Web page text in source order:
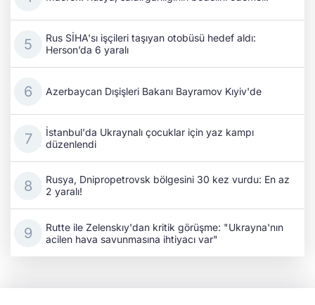
Rus SİHA'sı işçileri taşıyan otobüsü hedef aldı:
Herson’da 6 yaralı
Azerbaycan Dışişleri Bakanı Bayramov Kıyiv'de
İstanbul'da Ukraynalı çocuklar için yaz kampı
düzenlendi
Rusya, Dnipropetrovsk bölgesini 30 kez vurdu: En az
2 yaralı!
Rutte ile Zelenskıy'dan kritik görüşme: "Ukrayna'nın
acilen hava savunmasına ihtiyacı var"